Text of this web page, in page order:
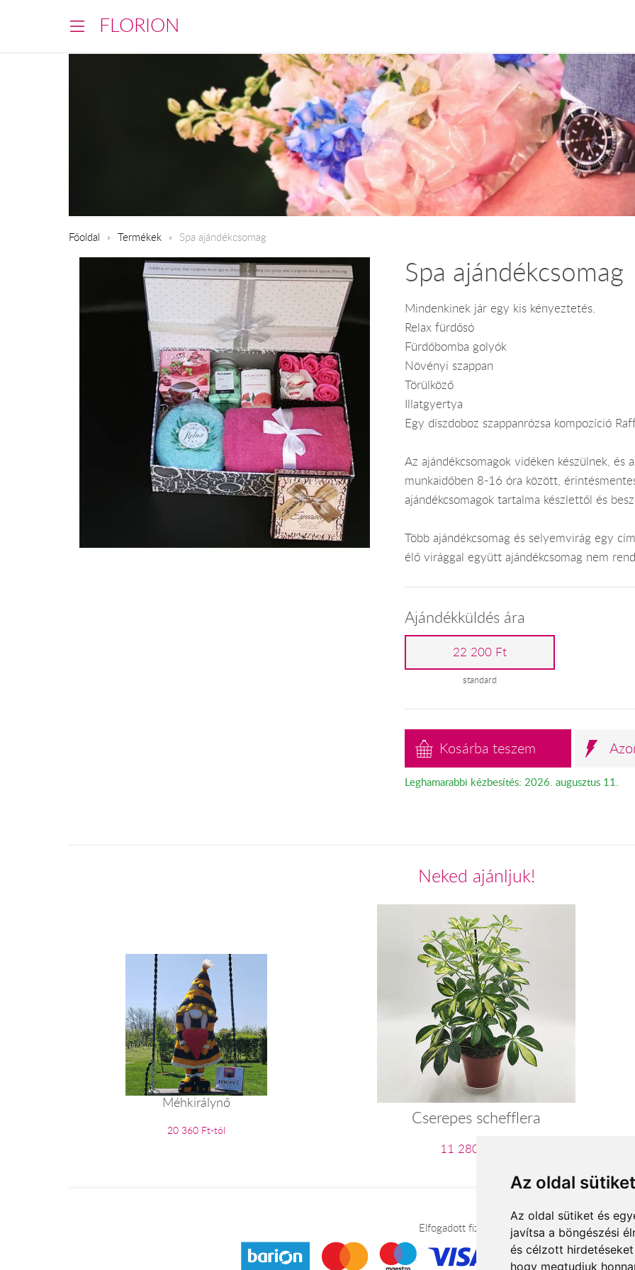
Az oldal
Az oldal sütiket és
javítsa a böngészési
és célzott
hogy megtudjuk
FLORION
Főoldal Termékek Spa ajándékcsomag
Spa ajándékcsomag
Mindenkinek jár egy kis kényeztetés.
Relax fürdősó
Fürdőbomba golyók
Növényi szappan
Törülköző
Illatgyertya
Egy díszdoboz szappanrózsa kompozíció
Az ajándékcsomagok vidéken készülnek, és
munkaidőben 8-16 óra között,
ajándékcsomagok tartalma készlettől és
Több ajándékcsomag és selyemvirág egy
élő virággal együtt ajándékcsomag nem
Ajándékküldés ára
22 200 Ft
standard
Kosárba teszem
Leghamarabbi kézbesítés: 2026. augusztus 11.
Neked ajánljuk!
Méhkirálynő
20 360 Ft-tól
Cserepes schefflera
11 280 Ft-tól
Elfogadott fizetési módok